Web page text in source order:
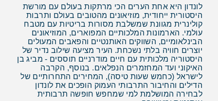
לונדון היא אחת הערים הכי מרתקות בעולם עם מורשת
היסטורית ייחודית, מוזיאונים מהטובים בעולם ותרבות
קולינרית מגוונת שמשלבת מסורות בריטיות עם מטבח
עולמי. הארמונות המלכותיים המפוארים, המוזיאונים
הבינלאומיים, השווקים האותנטיים והפאבים המעולים
יוצרים חוויה בלתי נשכחת. העיר מציעה שילוב נדיר של
היסטוריה מלכותית עם חיים מודרניים תוססים - מביג בן
האיקוני ועד המחזמרים הנפלאים. בנוסף, הקרבה
לישראל (כחמש שעות טיסה), המחירים התחרותיים של
הדילים והחיבור התרבותי העמוק הופכים את לונדון
לבחירה המושלמת למי שמחפש חופשה תרבותית